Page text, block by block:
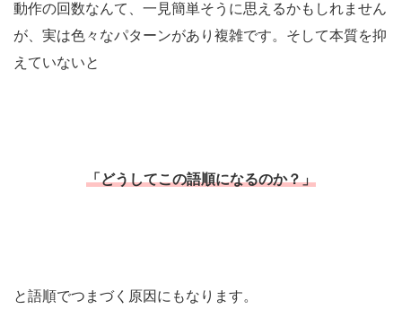
動作の回数なんて、一見簡単そうに思えるかもしれません
が、実は色々なパターンがあり複雑です。そして本質を抑
えていないと
「どうしてこの語順になるのか？」
と語順でつまづく原因にもなります。